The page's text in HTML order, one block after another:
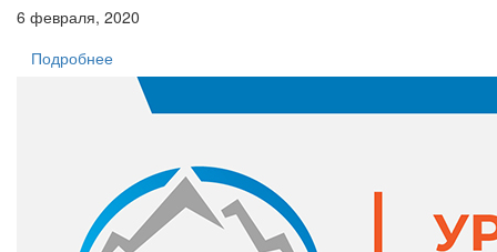
6 февраля, 2020
Подробнее